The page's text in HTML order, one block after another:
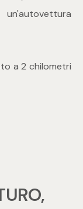
a 2 chilometri